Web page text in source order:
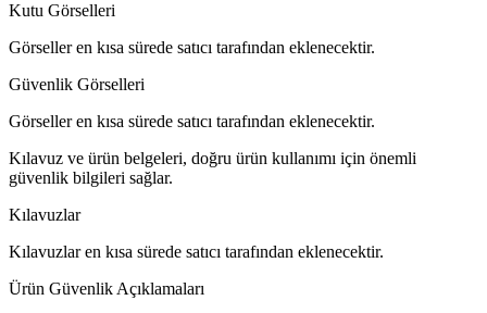
Kutu Görselleri
Görseller en kısa sürede satıcı tarafından eklenecektir.
Güvenlik Görselleri
Görseller en kısa sürede satıcı tarafından eklenecektir.
Kılavuz ve ürün belgeleri, doğru ürün kullanımı için önemli
güvenlik bilgileri sağlar.
Kılavuzlar
Kılavuzlar en kısa sürede satıcı tarafından eklenecektir.
Ürün Güvenlik Açıklamaları